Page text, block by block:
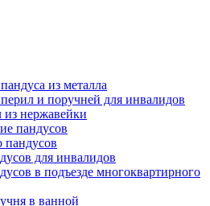
из металла
и поручней для инвалидов
нержавейки
пандусов
пандусов
для инвалидов
в подъезде многоквартирного
в ванной